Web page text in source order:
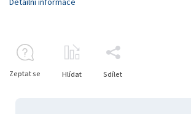
Zeptat se Hlídat Sdílet